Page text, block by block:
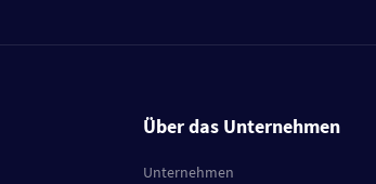
Über das Unternehmen
Unternehmen